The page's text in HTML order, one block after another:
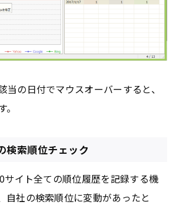
当の日付でマウスオーバーすると、
検索順位チェック
サイト全ての順位履歴を記録する機
自社の検索順位に変動があったと